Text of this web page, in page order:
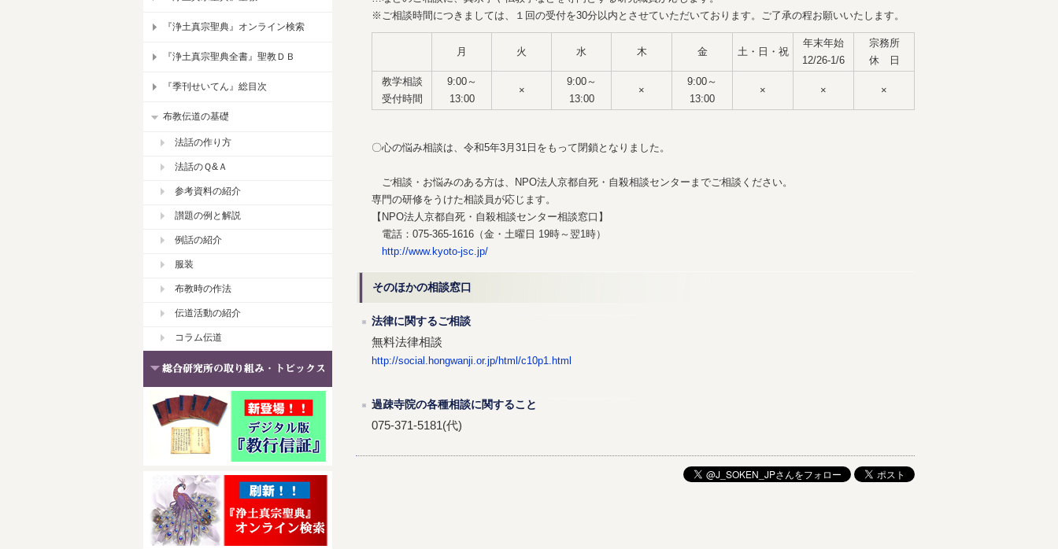
『浄土真宗聖典』オンライン検索
『浄土真宗聖典全書』聖教ＤＢ
『季刊せいてん』総目次
布教伝道の基礎
法話の作り方
法話のＱ&Ａ
参考資料の紹介
讃題の例と解説
例話の紹介
服装
布教時の作法
伝道活動の紹介
コラム伝道
※ご相談時間につきましては、１回の受付を30分以内とさせていただいております。ご了承の程お願いいたします。
月 火 水 木 金 土・日・祝
年末年始
12/26-1/6
宗務所
休 日
教学相談
受付時間
9:00～
13:00
×
9:00～
13:00
×
9:00～
13:00
× × ×
〇心の悩み相談は、令和5年3月31日をもって閉鎖となりました。
ご相談・お悩みのある方は、NPO法人京都自死・自殺相談センターまでご相談ください。
専門の研修をうけた相談員が応じます。
【NPO法人京都自死・自殺相談センター相談窓口】
電話：075-365-1616（金・土曜日 19時～翌1時）
http://www.kyoto-jsc.jp/
そのほかの相談窓口
法律に関するご相談
無料法律相談
http://social.hongwanji.or.jp/html/c10p1.html
過疎寺院の各種相談に関すること
075-371-5181(代)